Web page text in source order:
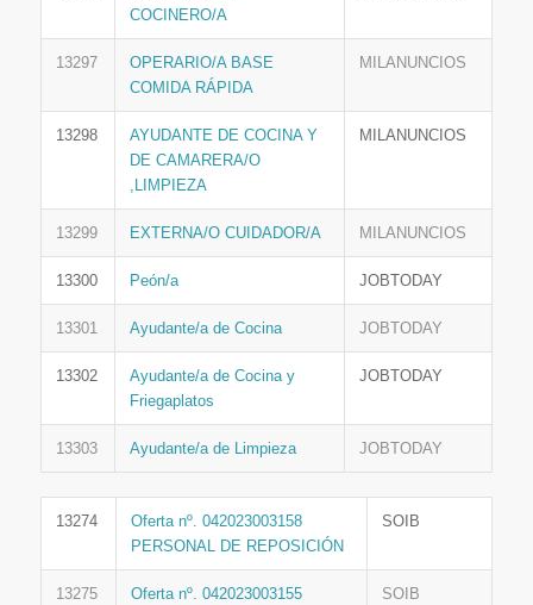
COCINERO/A
13297
OPERARIO/A BASE
COMIDA RÁPIDA
MILANUNCIOS
13298
AYUDANTE DE COCINA Y
DE CAMARERA/O
,LIMPIEZA
MILANUNCIOS
13299 EXTERNA/O CUIDADOR/A MILANUNCIOS
13300 Peón/a JOBTODAY
13301 Ayudante/a de Cocina JOBTODAY
13302
Ayudante/a de Cocina y
Friegaplatos
JOBTODAY
13303 Ayudante/a de Limpieza JOBTODAY
13274
Oferta nº. 042023003158
PERSONAL DE REPOSICIÓN
SOIB
13275
Oferta nº. 042023003155
SOIB